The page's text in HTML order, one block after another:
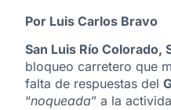
Por Luis Carlos Bravo
San Luis Río Colorado,
bloqueo carretero que
falta de respuestas del
“noqueada” a la